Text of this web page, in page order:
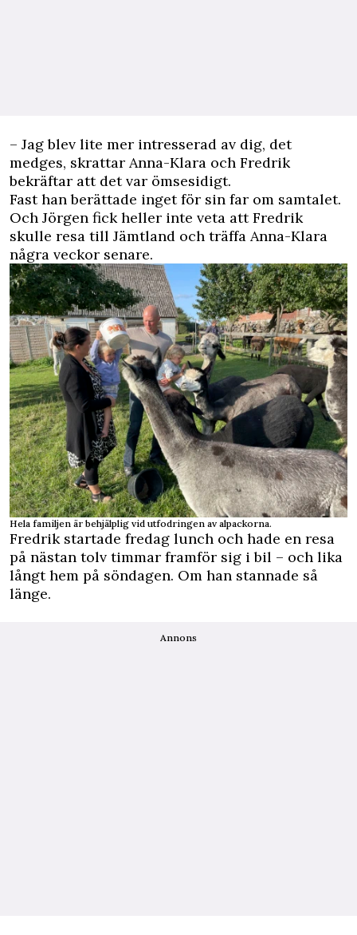
– Jag blev lite mer intresserad av dig, det
medges, skrattar Anna-Klara och Fredrik
bekräftar att det var ömsesidigt.
Fast han berättade inget för sin far om samtalet.
Och Jörgen fick heller inte veta att Fredrik
skulle resa till Jämtland och träffa Anna-Klara
några veckor senare.
Hela familjen är behjälplig vid utfodringen av alpackorna.
Fredrik startade fredag lunch och hade en resa
på nästan tolv timmar framför sig i bil – och lika
långt hem på söndagen. Om han stannade så
länge.
Annons